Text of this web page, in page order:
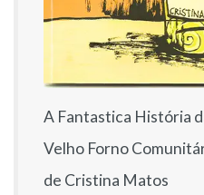
A Fantastica História
Velho Forno
de Cristina Matos